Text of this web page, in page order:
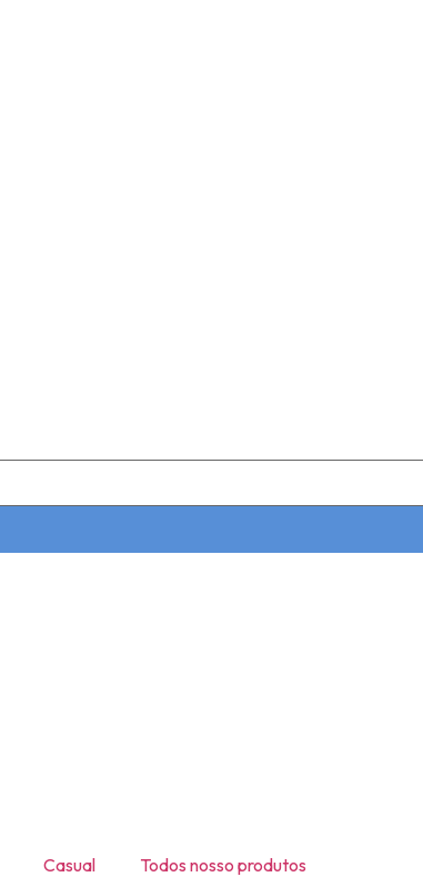
Casual Todos nosso produtos